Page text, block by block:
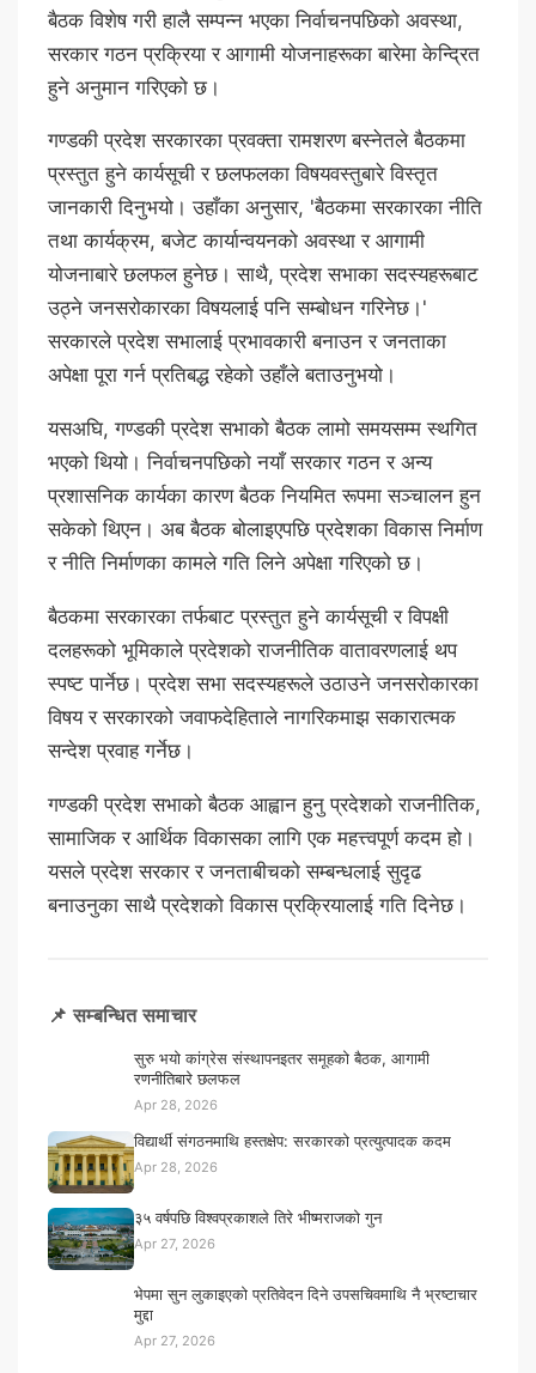
बैठक विशेष गरी हालै सम्पन्न भएका निर्वाचनपछिको अवस्था,
सरकार गठन प्रक्रिया र आगामी योजनाहरूका बारेमा केन्द्रित
हुने अनुमान गरिएको छ।
गण्डकी प्रदेश सरकारका प्रवक्ता रामशरण बस्नेतले बैठकमा
प्रस्तुत हुने कार्यसूची र छलफलका विषयवस्तुबारे विस्तृत
जानकारी दिनुभयो। उहाँका अनुसार, 'बैठकमा सरकारका नीति
तथा कार्यक्रम, बजेट कार्यान्वयनको अवस्था र आगामी
योजनाबारे छलफल हुनेछ। साथै, प्रदेश सभाका सदस्यहरूबाट
उठ्ने जनसरोकारका विषयलाई पनि सम्बोधन गरिनेछ।'
सरकारले प्रदेश सभालाई प्रभावकारी बनाउन र जनताका
अपेक्षा पूरा गर्न प्रतिबद्ध रहेको उहाँले बताउनुभयो।
यसअघि, गण्डकी प्रदेश सभाको बैठक लामो समयसम्म स्थगित
भएको थियो। निर्वाचनपछिको नयाँ सरकार गठन र अन्य
प्रशासनिक कार्यका कारण बैठक नियमित रूपमा सञ्चालन हुन
सकेको थिएन। अब बैठक बोलाइएपछि प्रदेशका विकास निर्माण
र नीति निर्माणका कामले गति लिने अपेक्षा गरिएको छ।
बैठकमा सरकारका तर्फबाट प्रस्तुत हुने कार्यसूची र विपक्षी
दलहरूको भूमिकाले प्रदेशको राजनीतिक वातावरणलाई थप
स्पष्ट पार्नेछ। प्रदेश सभा सदस्यहरूले उठाउने जनसरोकारका
विषय र सरकारको जवाफदेहिताले नागरिकमाझ सकारात्मक
सन्देश प्रवाह गर्नेछ।
गण्डकी प्रदेश सभाको बैठक आह्वान हुनु प्रदेशको राजनीतिक,
सामाजिक र आर्थिक विकासका लागि एक महत्त्वपूर्ण कदम हो।
यसले प्रदेश सरकार र जनताबीचको सम्बन्धलाई सुदृढ
बनाउनुका साथै प्रदेशको विकास प्रक्रियालाई गति दिनेछ।
📌 सम्बन्धित समाचार
सुरु भयो कांग्रेस संस्थापनइतर समूहको बैठक, आगामी
रणनीतिबारे छलफल
Apr 28, 2026
विद्यार्थी संगठनमाथि हस्तक्षेप: सरकारको प्रत्युत्पादक कदम
Apr 28, 2026
३५ वर्षपछि विश्वप्रकाशले तिरे भीष्मराजको गुन
Apr 27, 2026
भेपमा सुन लुकाइएको प्रतिवेदन दिने उपसचिवमाथि नै भ्रष्टाचार
मुद्दा
Apr 27, 2026